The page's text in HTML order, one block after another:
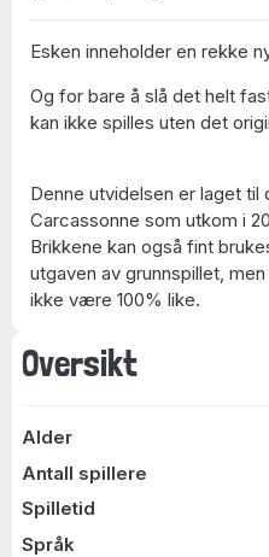
Oversikt
Alder
Antall spillere
Spilletid
Språk
Esken inneholder en rekke
Og for bare å slå det helt
kan ikke spilles uten det
Denne utvidelsen er laget til
Carcassonne som utkom i
Brikkene kan også fint
utgaven av grunnspillet,
ikke være 100% like.